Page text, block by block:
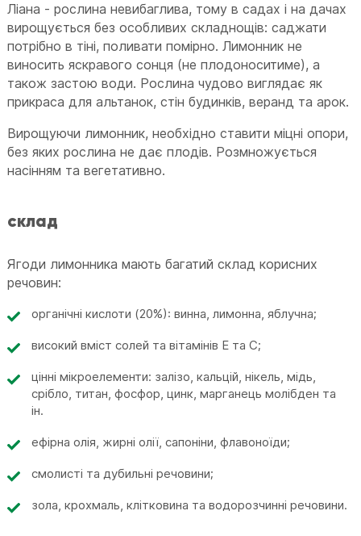
Ліана - рослина невибаглива, тому в садах і на дачах
вирощується без особливих складнощів: саджати
потрібно в тіні, поливати помірно. Лимонник не
виносить яскравого сонця (не плодоноситиме), а
також застою води. Рослина чудово виглядає як
прикраса для альтанок, стін будинків, веранд та арок.
Вирощуючи лимонник, необхідно ставити міцні опори,
без яких рослина не дає плодів. Розмножується
насінням та вегетативно.
склад
Ягоди лимонника мають багатий склад корисних
речовин:
органічні кислоти (20%): винна, лимонна, яблучна;
високий вміст солей та вітамінів Е та С;
цінні мікроелементи: залізо, кальцій, нікель, мідь,
срібло, титан, фосфор, цинк, марганець молібден та
ін.
ефірна олія, жирні олії, сапоніни, флавоноїди;
смолисті та дубильні речовини;
зола, крохмаль, клітковина та водорозчинні речовини.